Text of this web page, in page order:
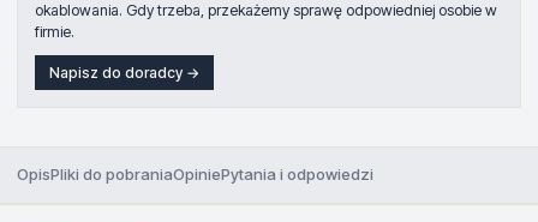
okablowania. Gdy trzeba, przekażemy sprawę odpowiedniej osobie w
firmie.
Napisz do doradcy →
OpisPliki do pobraniaOpiniePytania i odpowiedzi